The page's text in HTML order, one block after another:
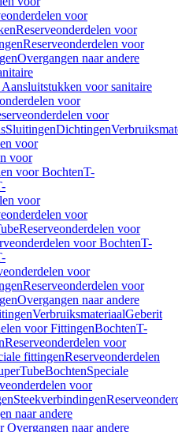
voor
Reserveonderdelen voor
Reserveonderdelen voor
Overgangen naar andere
voor sanitaire
voor
voor
SluitingenDichtingen
voor
voor
voor BochtenT-
voor
voor
Reserveonderdelen voor
voor BochtenT-
voor
Reserveonderdelen voor
Overgangen naar andere
VerbruiksmateriaalGeberit
voor FittingenBochtenT-
Reserveonderdelen voor
fittingenReserveonderdelen
BochtenSpeciale
voor
Steekverbindingen
naar andere
Overgangen naar andere